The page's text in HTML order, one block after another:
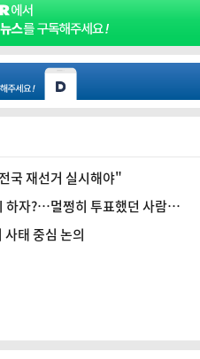
국 재선거 실시해야"
하자?…멀쩡히 투표했던 사람 권
태 중심 논의